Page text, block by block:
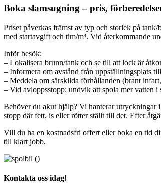
Boka slamsugning – pris,
Priset påverkas främst av typ och storlek på
med startavgift och tim/​m³. Vid återkommande
Inför besök:
– Lokalisera brunn/​tank och se till att lock är
– Informera om avstånd från uppställningsplats
– Meddela om särskilda förhållanden (brant
– Vid avloppsstopp: undvik att spola mer vatten i
Behöver du akut hjälp? Vi hanterar utryckningar
stopp där fett, is eller rötter ställt till det. Efter
Vill du ha en kostnadsfri offert eller boka en tid
till klart jobb.
Kontakta oss idag!